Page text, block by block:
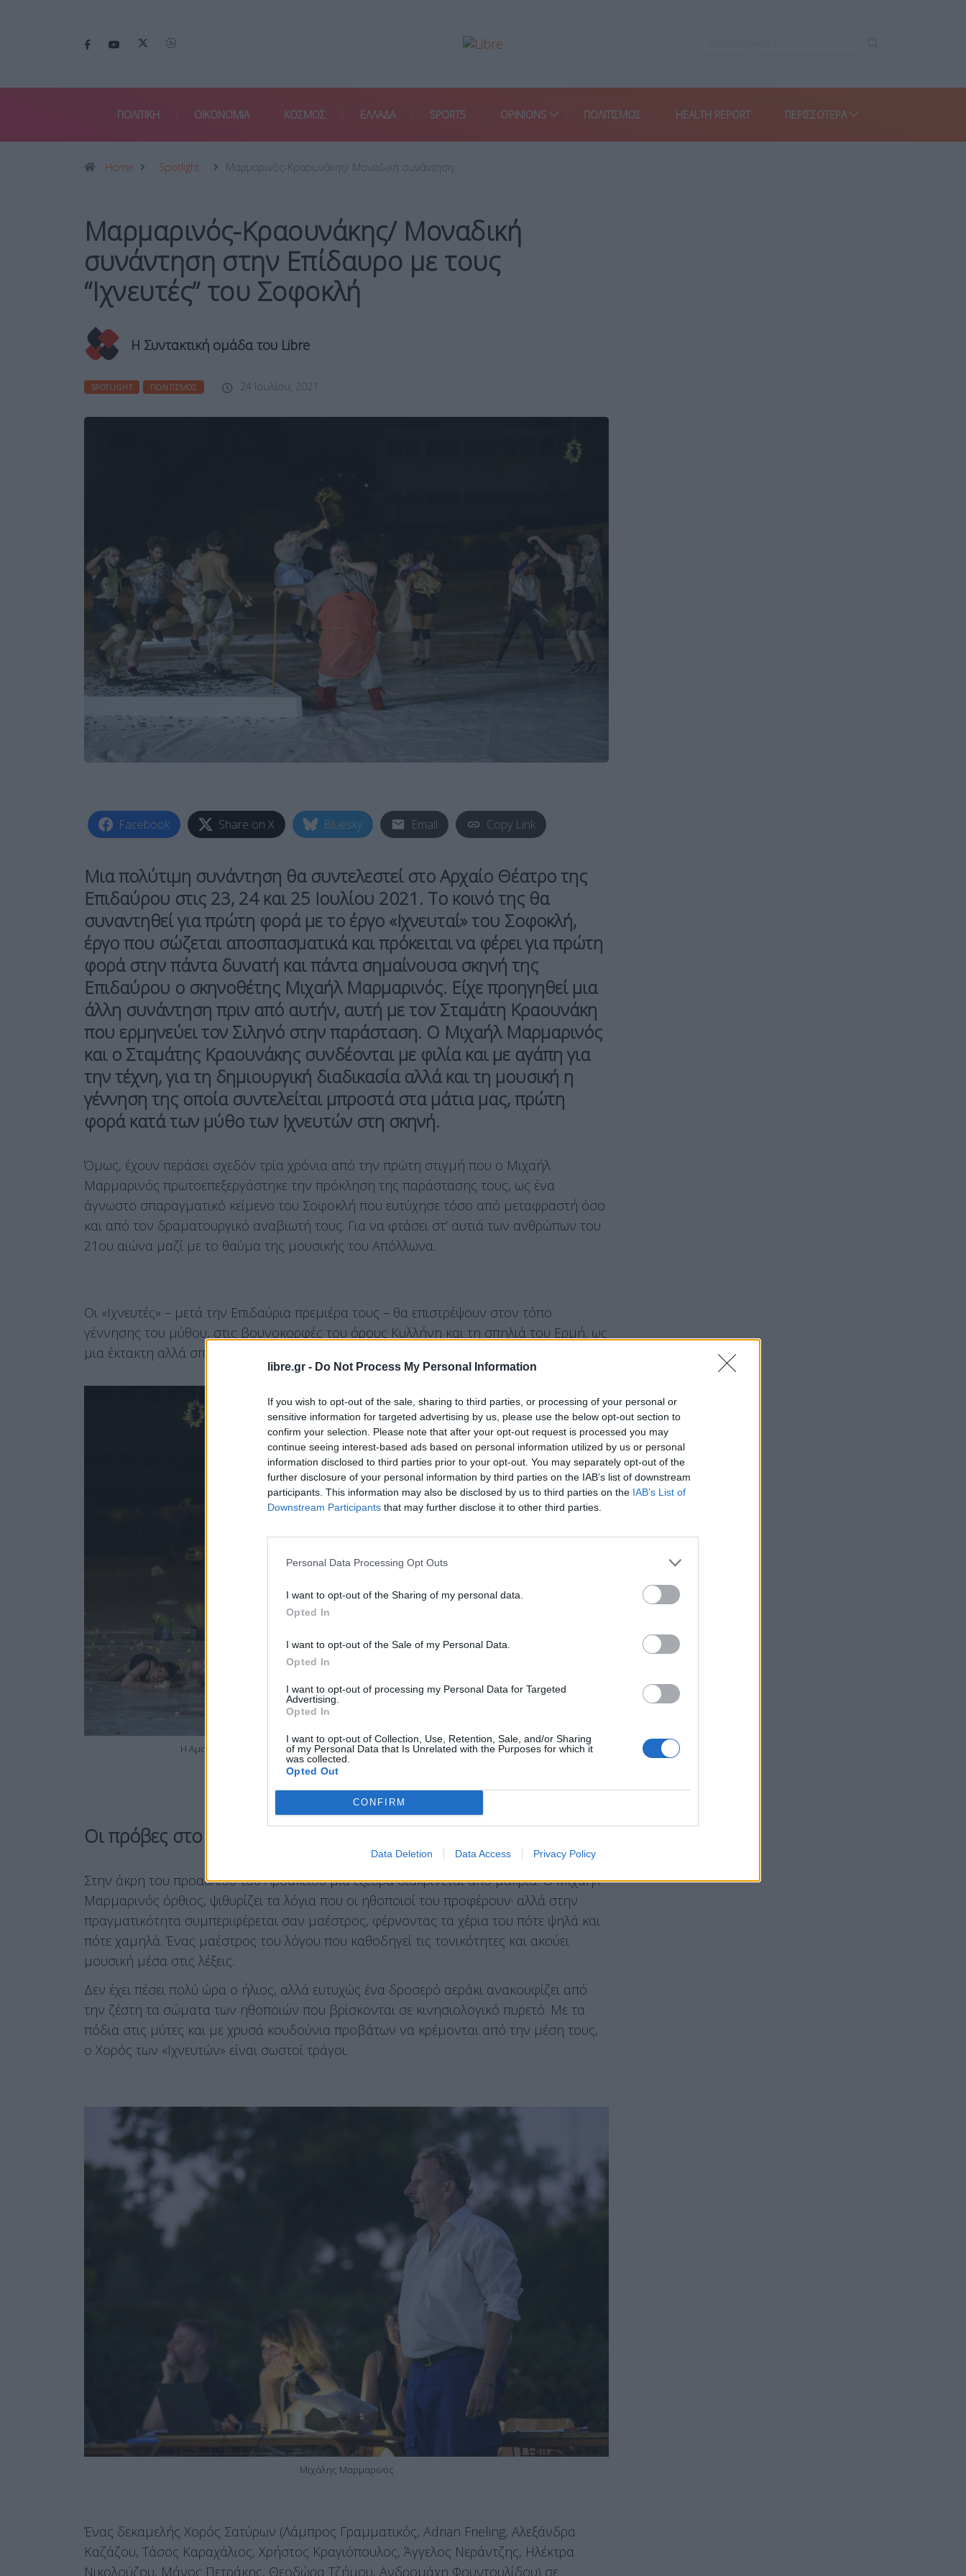
libre.gr - Do Not Process My Personal Information
If you wish to opt-out of the sale, sharing to third parties, or processing of your personal or
sensitive information for targeted advertising by us, please use the below opt-out section to
confirm your selection. Please note that after your opt-out request is processed you may
continue seeing interest-based ads based on personal information utilized by us or personal
information disclosed to third parties prior to your opt-out. You may separately opt-out of the
further disclosure of your personal information by third parties on the IAB’s list of downstream
participants. This information may also be disclosed by us to third parties on the IAB’s List of
Downstream Participants that may further disclose it to other third parties.
Personal Data Processing Opt Outs
I want to opt-out of the Sharing of my personal data.
Opted In
I want to opt-out of the Sale of my Personal Data.
Opted In
I want to opt-out of processing my Personal Data for Targeted
Advertising.
Opted In
I want to opt-out of Collection, Use, Retention, Sale, and/or Sharing
of my Personal Data that Is Unrelated with the Purposes for which it
was collected.
Opted Out
CONFIRM
Data Deletion Data Access Privacy Policy
ΠΟΛΙΤΙΚΗ ΟΙΚΟΝΟΜΙΑ ΚΟΣΜΟΣ ΕΛΛΑΔΑ SPORTS OPINIONS ΠΟΛΙΤΙΣΜΟΣ HEALTH REPORT ΠΕΡΙΣΣΌΤΕΡΑ
Home Spotlight Μαρμαρινός-Κραουνάκης/ Μοναδική συνάντηση…
Μαρμαρινός-Κραουνάκης/ Μοναδική
συνάντηση στην Επίδαυρο με τους
“Ιχνευτές” του Σοφοκλή
Η Συντακτική ομάδα του Libre
SPOTLIGHT ΠΟΛΙΤΙΣΜΌΣ 24 Ιουλίου, 2021
Facebook Share on X Bluesky Email Copy Link
Μια πολύτιμη συνάντηση θα συντελεστεί στο Αρχαίο Θέατρο της
Επιδαύρου στις 23, 24 και 25 Ιουλίου 2021. Το κοινό της θα
συναντηθεί για πρώτη φορά με το έργο «Ιχνευταί» του Σοφοκλή,
έργο που σώζεται αποσπασματικά και πρόκειται να φέρει για πρώτη
φορά στην πάντα δυνατή και πάντα σημαίνουσα σκηνή της
Επιδαύρου ο σκηνοθέτης Μιχαήλ Μαρμαρινός. Είχε προηγηθεί μια
άλλη συνάντηση πριν από αυτήν, αυτή με τον Σταμάτη Κραουνάκη
που ερμηνεύει τον Σιληνό στην παράσταση. Ο Μιχαήλ Μαρμαρινός
και ο Σταμάτης Κραουνάκης συνδέονται με φιλία και με αγάπη για
την τέχνη, για τη δημιουργική διαδικασία αλλά και τη μουσική η
γέννηση της οποία συντελείται μπροστά στα μάτια μας, πρώτη
φορά κατά των μύθο των Ιχνευτών στη σκηνή.
Όμως, έχουν περάσει σχεδόν τρία χρόνια από την πρώτη στιγμή που ο Μιχαήλ
Μαρμαρινός πρωτοεπεξεργάστηκε την πρόκληση της παράστασης τους, ως ένα
άγνωστο σπαραγματικό κείμενο του Σοφοκλή που ευτύχησε τόσο από μεταφραστή όσο
και από τον δραματουργικό αναβιωτή τους. Για να φτάσει στ’ αυτιά των ανθρώπων του
21ου αιώνα μαζί με το θαύμα της μουσικής του Απόλλωνα.
Οι «Ιχνευτές» – μετά την Επιδαύρια πρεμιέρα τους – θα επιστρέψουν στον τόπο
γέννησης του μύθου, στις βουνοκορφές του όρους Κυλλήνη και τη σπηλιά του Ερμή, ως
μια έκτακτη αλλά σπάνιας αξίας εκδήλωση του Ζiria Festival (εικόνες από το
Η Αμαλία Μουτούση στο ρόλο της Κυλλήνης, ενός βουνού με σάρκα και οστά.
Οι πρόβες στο Αρσάκειο
Στην άκρη του προαυλίου του Αρσάκειου μια εξέδρα διακρίνεται από μακριά. Ο Μιχαήλ
Μαρμαρινός όρθιος, ψιθυρίζει τα λόγια που οι ηθοποιοί του προφέρουν· αλλά στην
πραγματικότητα συμπεριφέρεται σαν μαέστρος, φέρνοντας τα χέρια του πότε ψηλά και
πότε χαμηλά. Ένας μαέστρος του λόγου που καθοδηγεί τις τονικότητες και ακούει
μουσική μέσα στις λέξεις.
Δεν έχει πέσει πολύ ώρα ο ήλιος, αλλά ευτυχώς ένα δροσερό αεράκι ανακουφίζει από
την ζέστη τα σώματα των ηθοποιών που βρίσκονται σε κινησιολογικό πυρετό. Με τα
πόδια στις μύτες και με χρυσά κουδούνια προβάτων να κρέμονται από την μέση τους,
ο Χορός των «Ιχνευτών» είναι σωστοί τράγοι.
Μιχάλης Μαρμαρινός
Ένας δεκαμελής Χορός Σατύρων (Λάμπρος Γραμματικός, Adrian Frieling, Αλεξάνδρα
Καζάζου, Τάσος Καραχάλιος, Χρήστος Κραγιόπουλος, Άγγελος Νεράντζης, Ηλέκτρα
Νικολούζου, Μάνος Πετράκης, Θεοδώρα Τζήμου, Ανδρομάχη Φουντουλίδου) σε